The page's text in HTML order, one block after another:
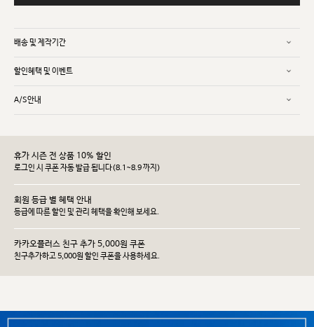
배송 및 제작기간
할인혜택 및 이벤트
A/S안내
휴가 시즌 전 상품 10% 할인
로그인 시 쿠폰 자동 발급 됩니다(8.1~8.9 까지)
회원 등급 별 혜택 안내
등급에 따른 할인 및 관리 헤택을 확인해 보세요.
카카오플러스 친구 추가 5,000원 쿠폰
친구추가하고 5,000원 할인 쿠폰을 사용하세요.